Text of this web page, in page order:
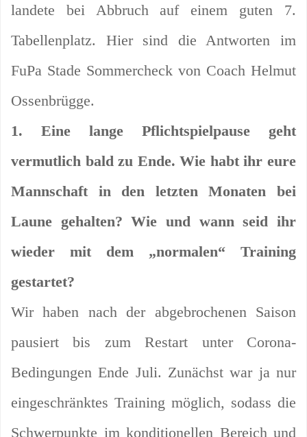
landete bei Abbruch auf einem guten 7.
Tabellenplatz. Hier sind die Antworten im
FuPa Stade Sommercheck von Coach Helmut
Ossenbrügge.
1. Eine lange Pflichtspielpause geht
vermutlich bald zu Ende. Wie habt ihr eure
Mannschaft in den letzten Monaten bei
Laune gehalten? Wie und wann seid ihr
wieder mit dem „normalen“ Training
gestartet?
Wir haben nach der abgebrochenen Saison
pausiert bis zum Restart unter Corona-
Bedingungen Ende Juli. Zunächst war ja nur
eingeschränktes Training möglich, sodass die
Schwerpunkte im konditionellen Bereich und